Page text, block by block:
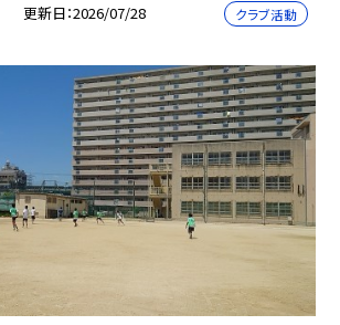
更新日 2026/07/28 クラブ活動